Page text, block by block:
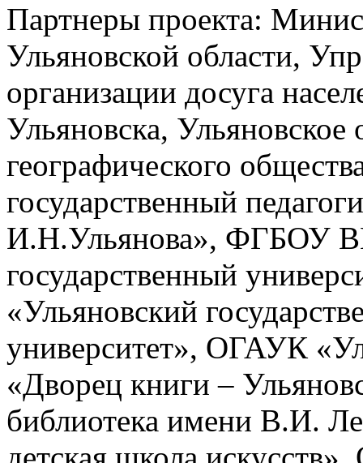
Партнеры проекта:
Ульяновской области,
организации досуга
Ульяновска, Ульяновское
географического
государственный
И.Н.Ульянова», ФГБОУ
государственный
«Ульяновский
университет», ОГАУК
«Дворец книги –
библиотека имени В.И.